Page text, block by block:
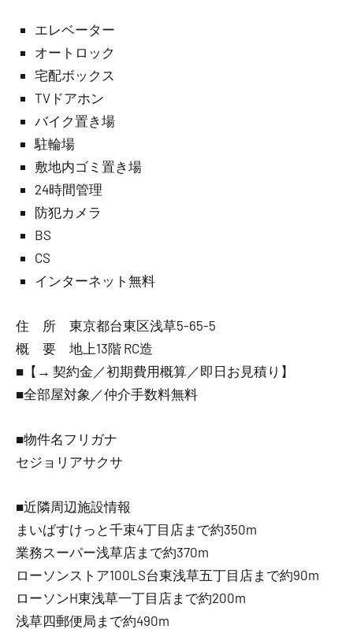
エレベーター
オートロック
宅配ボックス
TVドアホン
バイク置き場
駐輪場
敷地内ゴミ置き場
24時間管理
防犯カメラ
BS
CS
インターネット無料
住 所 東京都台東区浅草5-65-5
概 要 地上13階 RC造
■【→ 契約金／初期費用概算／即日お見積り】
■全部屋対象／仲介手数料無料
■物件名フリガナ
セジョリアサクサ
■近隣周辺施設情報
まいばすけっと千束4丁目店まで約350m
業務スーパー浅草店まで約370m
ローソンストア100LS台東浅草五丁目店まで約90m
ローソンH東浅草一丁目店まで約200m
浅草四郵便局まで約490m